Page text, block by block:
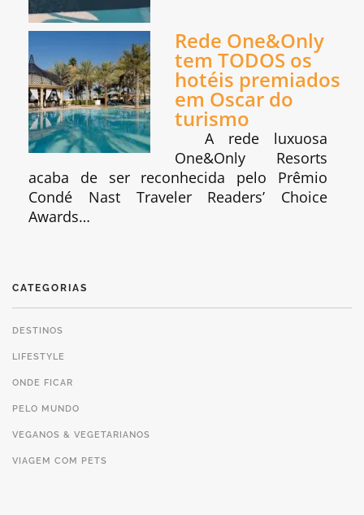
Rede One&Only
tem TODOS os
hotéis premiados
em Oscar do
turismo
A rede luxuosa
One&Only Resorts
acaba de ser reconhecida pelo Prêmio
Condé Nast Traveler Readers’ Choice
Awards…
CATEGORIAS
DESTINOS
LIFESTYLE
ONDE FICAR
PELO MUNDO
VEGANOS & VEGETARIANOS
VIAGEM COM PETS